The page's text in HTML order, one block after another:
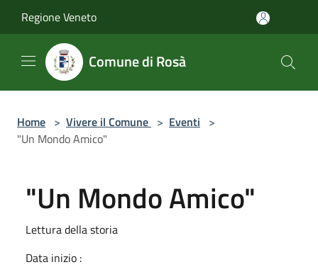
Regione Veneto
Comune di Rosà
Home > Vivere il Comune > Eventi >
"Un Mondo Amico"
"Un Mondo Amico"
Lettura della storia
Data inizio :